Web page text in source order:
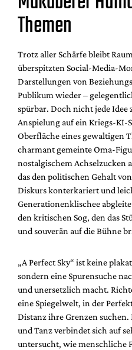
Themen
Trotz aller Schärfe bleibt
überspitzten Social-Media-
Darstellungen von
Publikum wieder –
spürbar. Doch nicht jede Idee
Anspielung auf ein Kriegs-KI-
Oberfläche eines gewaltigen
charmant gemeinte Oma-
nostalgischem Achselzucken
das den politischen Gehalt
Diskurs konterkariert und
Generationenklischee
den kritischen Sog, den das
und souverän auf die Bühne
„A Perfect Sky“ ist keine
sondern eine Spurensuche
und unersetzlich macht.
eine Spiegelwelt, in der
Distanz ihre Grenzen suchen.
und Tanz verbindet sich auf
untersucht, wie menschliche